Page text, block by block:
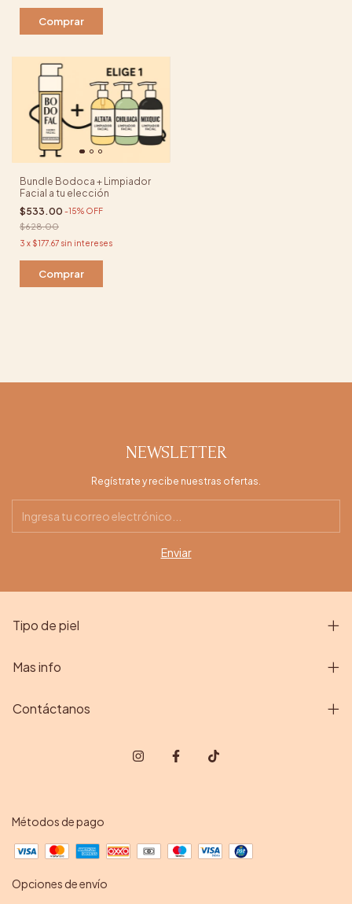
Bundle Bodoca + Limpiador
Facial a tu elección
$533.00 -15% OFF
$628.00
3 x $177.67 sin intereses
Comprar
NEWSLETTER
Regístrate y recibe nuestras ofertas.
Tipo de piel
Mas info
Contáctanos
Métodos de pago
Opciones de envío